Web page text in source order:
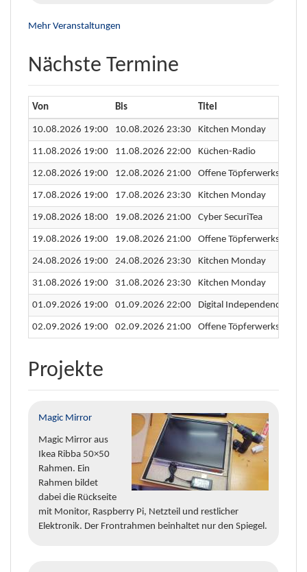
Mehr Veranstaltungen
Nächste Termine
Von Bis Titel
10.08.2026 19:00 10.08.2026 23:30 Kitchen Monday
11.08.2026 19:00 11.08.2026 22:00 Küchen-Radio
12.08.2026 19:00 12.08.2026 21:00 Offene Töpferwerkstatt
17.08.2026 19:00 17.08.2026 23:30 Kitchen Monday
19.08.2026 18:00 19.08.2026 21:00 Cyber SecuriTea
19.08.2026 19:00 19.08.2026 21:00 Offene Töpferwerkstatt
24.08.2026 19:00 24.08.2026 23:30 Kitchen Monday
31.08.2026 19:00 31.08.2026 23:30 Kitchen Monday
01.09.2026 19:00 01.09.2026 22:00 Digital Independence Day
02.09.2026 19:00 02.09.2026 21:00 Offene Töpferwerkstatt
Projekte
Magic Mirror
Magic Mirror aus
Ikea Ribba 50×50
Rahmen. Ein
Rahmen bildet
dabei die Rückseite
mit Monitor, Raspberry Pi, Netzteil und restlicher
Elektronik. Der Frontrahmen beinhaltet nur den Spiegel.